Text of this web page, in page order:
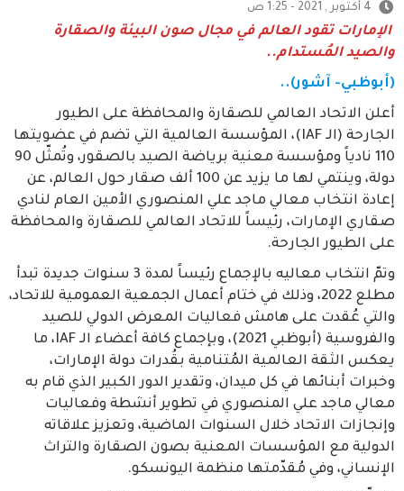
4 أكتوبر , 2021 - 1:25 ص
الإمارات تقود العالم في مجال صون البيئة والصقارة
والصيد المُستدام..
(أبوظبي- آشور)..
أعلن الاتحاد العالمي للصقارة والمحافظة على الطيور
الجارحة (الـ IAF)، المؤسسة العالمية التي تضم في عضويتها
110 نادياً ومؤسسة معنية برياضة الصيد بالصقور، وتُمثّل 90
دولة، وينتمي لها ما يزيد عن 100 ألف صقار حول العالم، عن
إعادة انتخاب معالي ماجد علي المنصوري الأمين العام لنادي
صقاري الإمارات، رئيساً للاتحاد العالمي للصقارة والمحافظة
على الطيور الجارحة.
وتمّ انتخاب معاليه بالإجماع رئيساً لمدة 3 سنوات جديدة تبدأ
مطلع 2022، وذلك في ختام أعمال الجمعية العمومية للاتحاد،
والتي عُقدت على هامش فعاليات المعرض الدولي للصيد
والفروسية (أبوظبي 2021)، وبإجماع كافة أعضاء الـ IAF، ما
يعكس الثقة العالمية المُتنامية بقُدرات دولة الإمارات،
وخبرات أبنائها في كل ميدان، وتقدير الدور الكبير الذي قام به
معالي ماجد علي المنصوري في تطوير أنشطة وفعاليات
وإنجازات الاتحاد خلال السنوات الماضية، وتعزيز علاقاته
الدولية مع المؤسسات المعنية بصون الصقارة والتراث
الإنساني، وفي مُقدّمتها منظمة اليونسكو.